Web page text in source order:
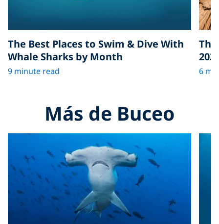
The Best Places to Swim & Dive With
Whale Sharks by Month
9 minute read 6
Más de Buceo